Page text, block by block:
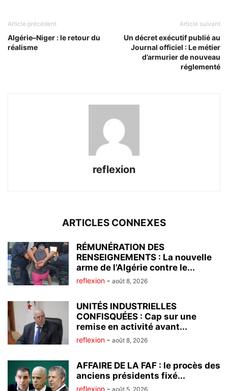
Article précédent
Algérie–Niger : le retour du
réalisme
Article suivant
Un décret exécutif publié au
Journal officiel : Le métier
d’armurier de nouveau
réglementé
reflexion
ARTICLES CONNEXES
RÉMUNÉRATION DES
RENSEIGNEMENTS : La nouvelle
arme de l’Algérie contre le...
reflexion - août 8, 2026
UNITÉS INDUSTRIELLES
CONFISQUÉES : Cap sur une
remise en activité avant...
reflexion - août 8, 2026
AFFAIRE DE LA FAF : le procès des
anciens présidents fixé...
reflexion - août 5, 2026